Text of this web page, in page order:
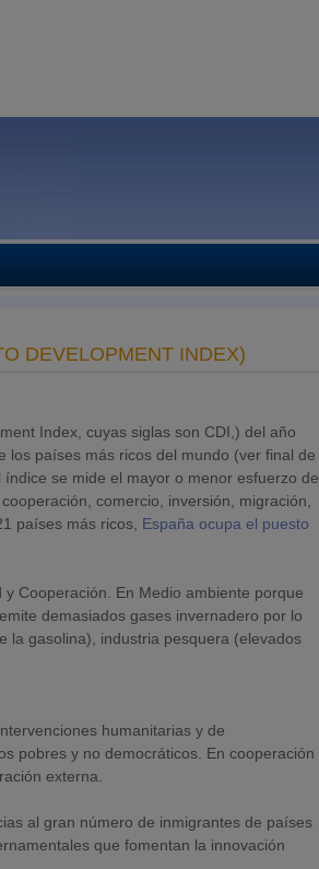
DEVELOPMENT INDEX)
Index, cuyas siglas son CDI,) del año
los países más ricos del mundo (ver final de
se mide el mayor o menor esfuerzo de
comercio, inversión, migración,
países más ricos, España ocupa el puesto
Cooperación. En Medio ambiente porque
demasiados gases invernadero por lo
la gasolina), industria pesquera (elevados
humanitarias y de
pobres y no democráticos. En cooperación
externa.
al gran número de inmigrantes de países
que fomentan la innovación